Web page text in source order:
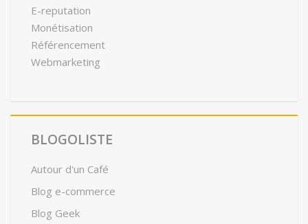
E-reputation
Monétisation
Référencement
Webmarketing
BLOGOLISTE
Autour d'un Café
Blog e-commerce
Blog Geek